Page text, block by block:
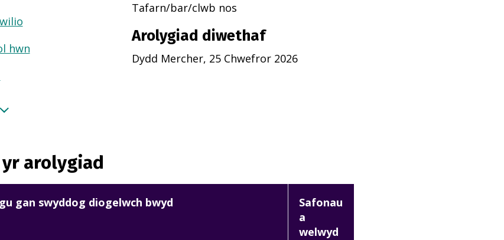
hwn
Tafarn/bar/clwb nos
Arolygiad diwethaf
Dydd Mercher, 25 Chwefror 2026
arolygiad
gan swyddog diogelwch bwyd
Safonau
a
welwyd